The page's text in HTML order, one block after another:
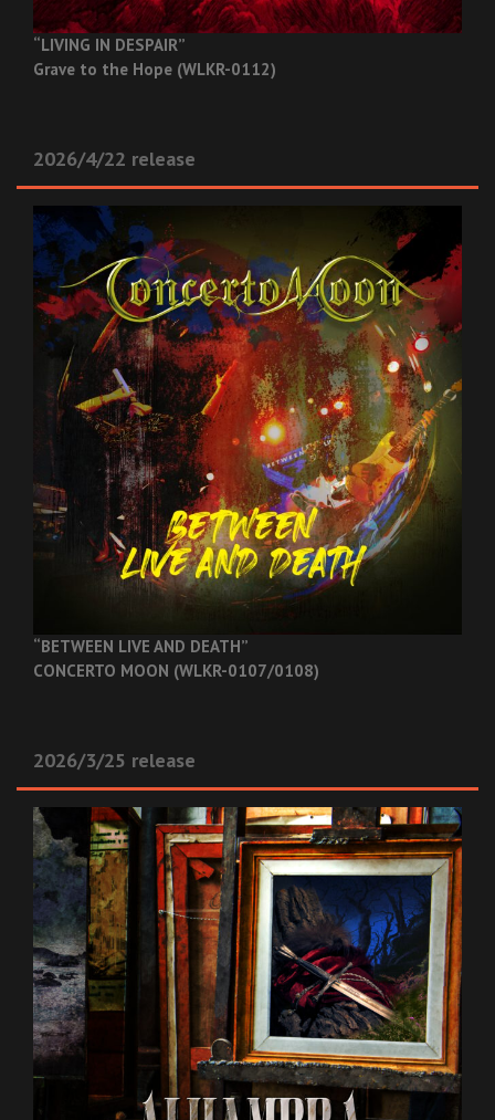
“LIVING IN DESPAIR”
Grave to the Hope (WLKR-0112)
2026/4/22 release
“BETWEEN LIVE AND DEATH”
CONCERTO MOON (WLKR-0107/0108)
2026/3/25 release